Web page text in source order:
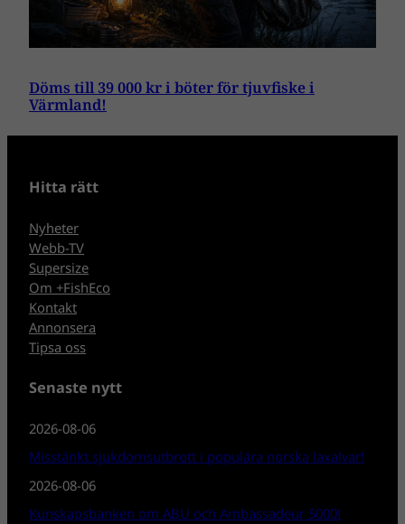
Döms till 39 000 kr i böter för tjuvfiske i
Värmland!
Hitta rätt
Nyheter
Webb-TV
Supersize
Om +FishEco
Kontakt
Annonsera
Tipsa oss
Senaste nytt
2026-08-06
Misstänkt sjukdomsutbrott i populära norska laxälvar!
2026-08-06
Kunskapsbanken om ABU och Ambassadeur 5000!